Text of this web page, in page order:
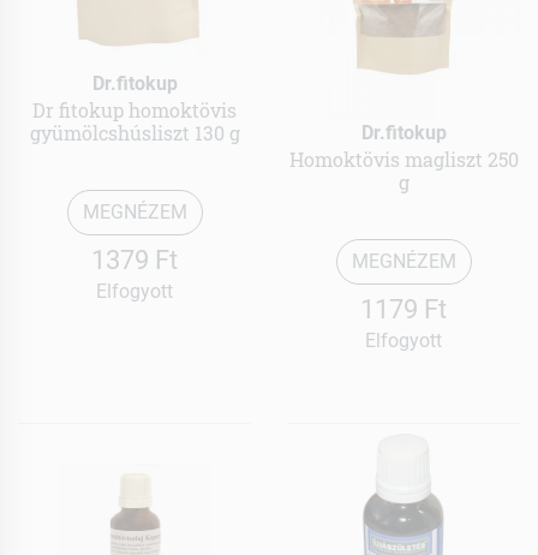
Dr.fitokup
Dr fitokup homoktövis
gyümölcshúsliszt 130 g
MEGNÉZEM
1379 Ft
Elfogyott
Dr.fitokup
Homoktövis magliszt 250
g
MEGNÉZEM
1179 Ft
Elfogyott